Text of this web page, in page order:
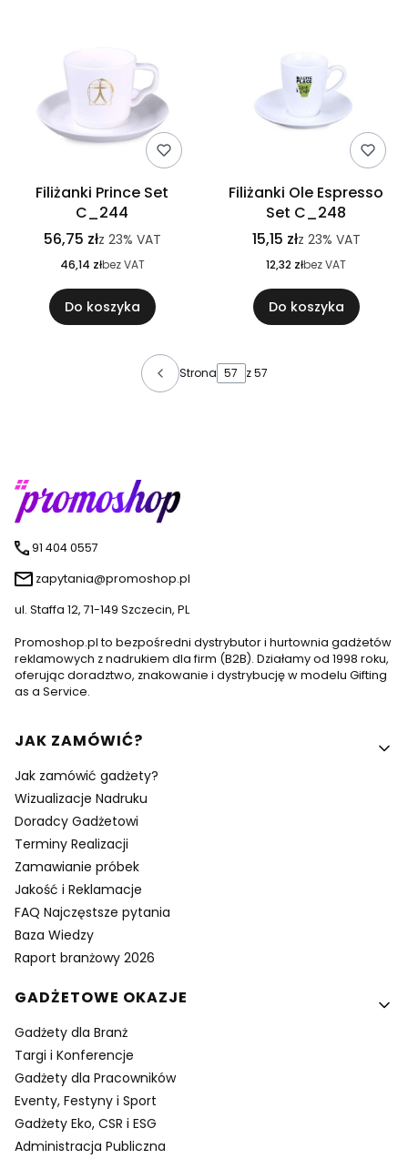
Filiżanki Prince Set
C_244
56,75 złz 23% VAT
46,14 złbez VAT
Do koszyka
Filiżanki Ole Espresso
Set C_248
15,15 złz 23% VAT
12,32 złbez VAT
Do koszyka
Strona z 57
91 404 0557
zapytania@promoshop.pl
ul. Staffa 12, 71-149 Szczecin, PL
Promoshop.pl to bezpośredni dystrybutor i hurtownia gadżetów
reklamowych z nadrukiem dla firm (B2B). Działamy od 1998 roku,
oferując doradztwo, znakowanie i dystrybucję w modelu Gifting
as a Service.
Linki w stopce
JAK ZAMÓWIĆ?
Jak zamówić gadżety?
Wizualizacje Nadruku
Doradcy Gadżetowi
Terminy Realizacji
Zamawianie próbek
Jakość i Reklamacje
FAQ Najczęstsze pytania
Baza Wiedzy
Raport branżowy 2026
GADŻETOWE OKAZJE
Gadżety dla Branż
Targi i Konferencje
Gadżety dla Pracowników
Eventy, Festyny i Sport
Gadżety Eko, CSR i ESG
Administracja Publiczna